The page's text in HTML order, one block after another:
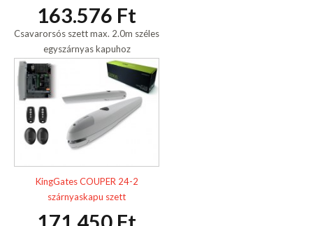
163.576 Ft
Csavarorsós szett max. 2.0m széles
egyszárnyas kapuhoz
KingGates COUPER 24-2
szárnyaskapu szett